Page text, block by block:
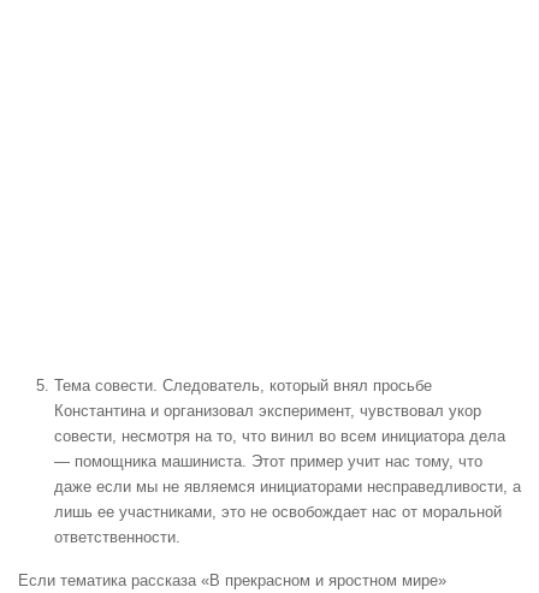
Тема совести. Следователь, который внял просьбе
Константина и организовал эксперимент, чувствовал укор
совести, несмотря на то, что винил во всем инициатора дела
— помощника машиниста. Этот пример учит нас тому, что
даже если мы не являемся инициаторами несправедливости, а
лишь ее участниками, это не освобождает нас от моральной
ответственности.
Если тематика рассказа «В прекрасном и яростном мире»